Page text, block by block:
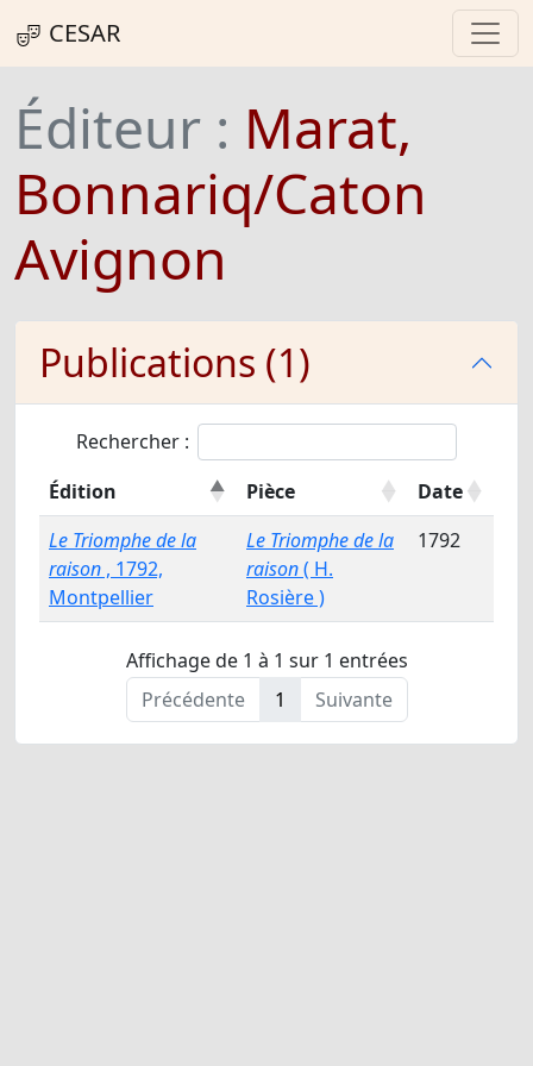
CESAR
Éditeur : Marat,
Bonnariq/Caton
Avignon
Publications (1)
Rechercher :
Édition
Pièce
Date
Le Triomphe de la
raison , 1792,
Montpellier
Le Triomphe de la
raison( H.
Rosière )
1792
Affichage de 1 à 1 sur 1 entrées
Précédente
1 Suivante